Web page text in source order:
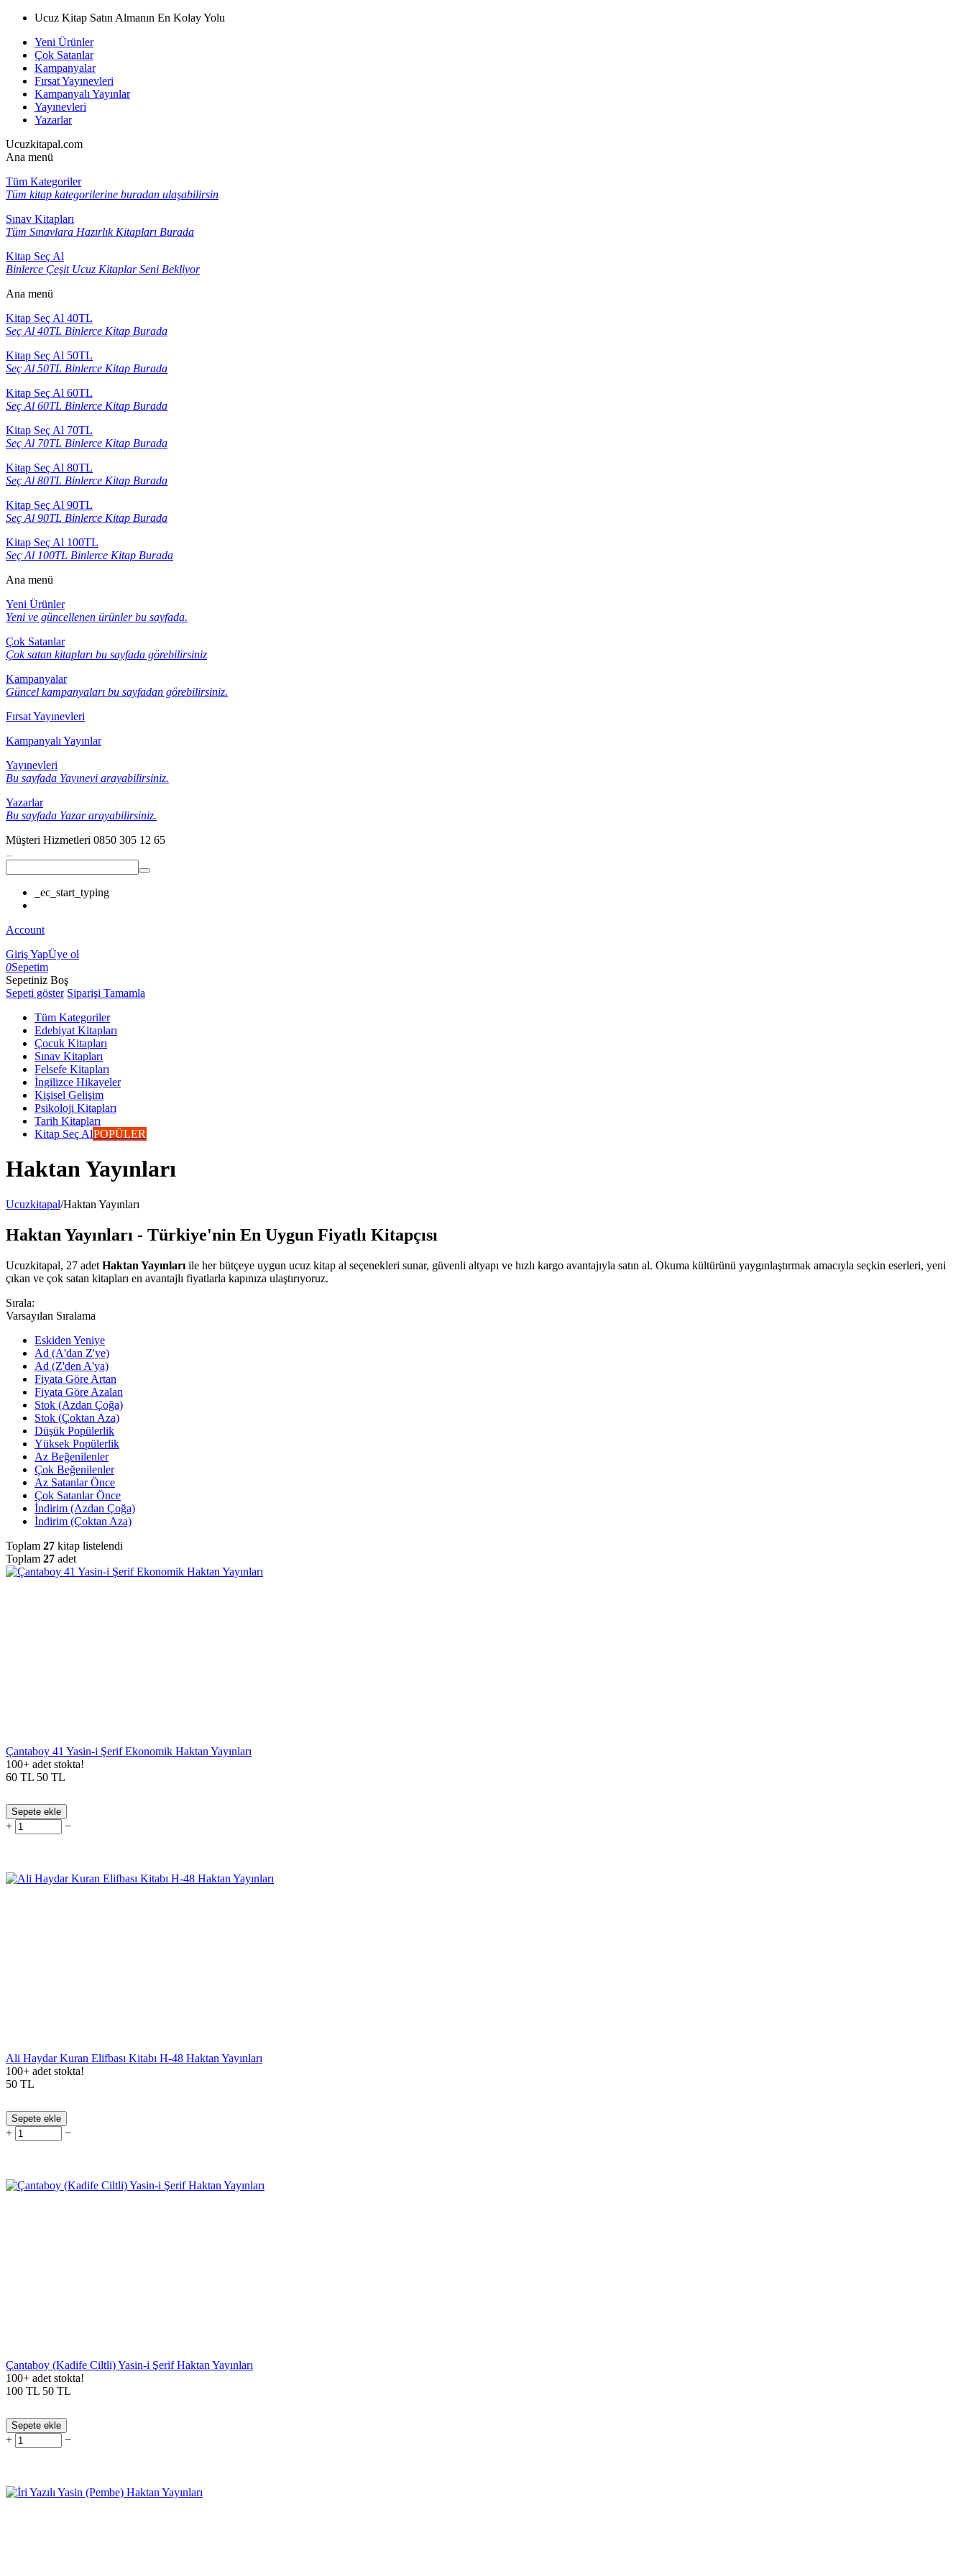
Ucuz Kitap Satın Almanın En Kolay Yolu
Yeni Ürünler
Çok Satanlar
Kampanyalar
Fırsat Yayınevleri
Kampanyalı Yayınlar
Yayınevleri
Yazarlar
Ucuzkitapal.com
Ana menü
Tüm Kategoriler
Tüm kitap kategorilerine buradan ulaşabilirsin
Sınav Kitapları
Tüm Sınavlara Hazırlık Kitapları Burada
Kitap Seç Al
Binlerce Çeşit Ucuz Kitaplar Seni Bekliyor
Ana menü
Kitap Seç Al 40TL
Seç Al 40TL Binlerce Kitap Burada
Kitap Seç Al 50TL
Seç Al 50TL Binlerce Kitap Burada
Kitap Seç Al 60TL
Seç Al 60TL Binlerce Kitap Burada
Kitap Seç Al 70TL
Seç Al 70TL Binlerce Kitap Burada
Kitap Seç Al 80TL
Seç Al 80TL Binlerce Kitap Burada
Kitap Seç Al 90TL
Seç Al 90TL Binlerce Kitap Burada
Kitap Seç Al 100TL
Seç Al 100TL Binlerce Kitap Burada
Ana menü
Yeni Ürünler
Yeni ve güncellenen ürünler bu sayfada.
Çok Satanlar
Çok satan kitapları bu sayfada görebilirsiniz
Kampanyalar
Güncel kampanyaları bu sayfadan görebilirsiniz.
Fırsat Yayınevleri
Kampanyalı Yayınlar
Yayınevleri
Bu sayfada Yayınevi arayabilirsiniz.
Yazarlar
Bu sayfada Yazar arayabilirsiniz.
Müşteri Hizmetleri 0850 305 12 65
_ec_start_typing
Account
Giriş YapÜye ol
0Sepetim
Sepetiniz Boş
Sepeti göster Siparişi Tamamla
Tüm Kategoriler
Edebiyat Kitapları
Çocuk Kitapları
Sınav Kitapları
Felsefe Kitapları
İngilizce Hikayeler
Kişisel Gelişim
Psikoloji Kitapları
Tarih Kitapları
Kitap Seç AlPOPÜLER
Haktan Yayınları
Ucuzkitapal/Haktan Yayınları
Haktan Yayınları - Türkiye'nin En Uygun Fiyatlı Kitapçısı
Ucuzkitapal, 27 adet Haktan Yayınları ile her bütçeye uygun ucuz kitap al seçenekleri sunar, güvenli altyapı ve hızlı kargo avantajıyla satın al. Okuma kültürünü yaygınlaştırmak amacıyla seçkin eserleri, yeni
çıkan ve çok satan kitapları en avantajlı fiyatlarla kapınıza ulaştırıyoruz.
Sırala:
Varsayılan Sıralama
Eskiden Yeniye
Ad (A'dan Z'ye)
Ad (Z'den A'ya)
Fiyata Göre Artan
Fiyata Göre Azalan
Stok (Azdan Çoğa)
Stok (Çoktan Aza)
Düşük Popülerlik
Yüksek Popülerlik
Az Beğenilenler
Çok Beğenilenler
Az Satanlar Önce
Çok Satanlar Önce
İndirim (Azdan Çoğa)
İndirim (Çoktan Aza)
Toplam 27 kitap listelendi
Toplam 27 adet
Çantaboy 41 Yasin-i Şerif Ekonomik Haktan Yayınları
100+ adet stokta!
60 TL 50 TL
Sepete ekle
+ −
Ali Haydar Kuran Elifbası Kitabı H-48 Haktan Yayınları
100+ adet stokta!
50 TL
Sepete ekle
+ −
Çantaboy (Kadife Ciltli) Yasin-i Şerif Haktan Yayınları
100+ adet stokta!
100 TL 50 TL
Sepete ekle
+ −